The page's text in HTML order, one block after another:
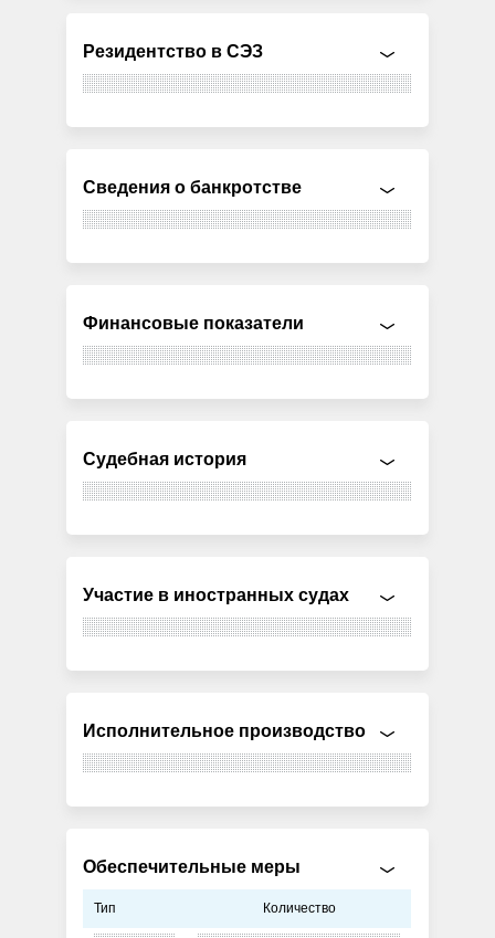
Резидентство в СЭЗ
Сведения о банкротстве
Финансовые показатели
Судебная история
Участие в иностранных судах
Исполнительное производство
Обеспечительные меры
Тип Количество